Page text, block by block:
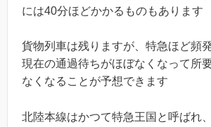
には40分ほどかかるものもあります
貨物列車は残りますが、特急ほど頻
現在の通過待ちがほぼなくなって所
なくなることが予想できます
北陸本線はかつて特急王国と呼ばれ